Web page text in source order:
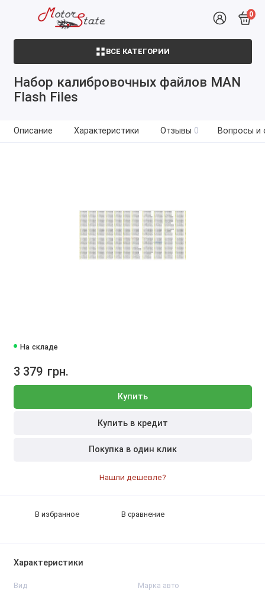
0
ВСЕ КАТЕГОРИИ
Набор калибровочных файлов MAN
Flash Files
Описание Характеристики Отзывы 0 Вопросы и
На складе
3 379 грн.
Купить
Купить в кредит
Покупка в один клик
Нашли дешевле?
В избранное В сравнение
Характеристики
Вид Марка авто